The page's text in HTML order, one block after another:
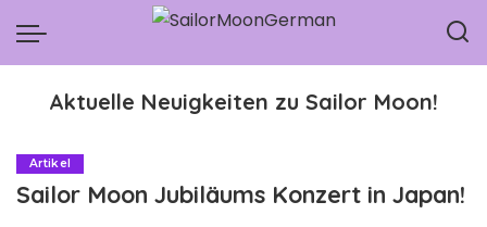
Aktuelle Neuigkeiten zu Sailor Moon!
Artikel
Sailor Moon Jubiläums Konzert in Japan!